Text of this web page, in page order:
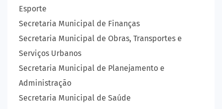
Esporte
Secretaria Municipal de Finanças
Secretaria Municipal de Obras, Transportes e
Serviços Urbanos
Secretaria Municipal de Planejamento e
Administração
Secretaria Municipal de Saúde